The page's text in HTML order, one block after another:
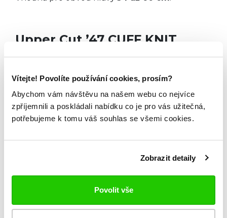
Vítejte! Povolíte používání cookies, prosím?
Abychom vám návštěvu na našem webu co nejvíce
zpříjemnili a poskládali nabídku co je pro vás užitečná,
potřebujeme k tomu váš souhlas se všemi cookies.
Zobrazit detaily
Povolit vše
Upper Cut ’47 CUFF KNIT
Univerzální velikostOSFM.
(One Size Fits Most)
Vhodná pro obvod hlavy53 až 59 cm
Compact Alt ’47 CUFF KNIT
(One Size Fits Most)